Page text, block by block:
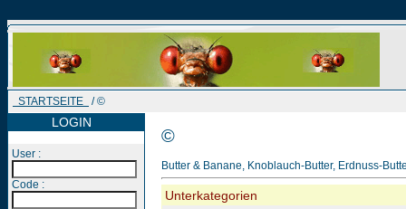
STARTSEITE / ©
LOGIN
User :
Code :
©
Butter & Banane, Knoblauch-Butter, Erdnuss-
Unterkategorien